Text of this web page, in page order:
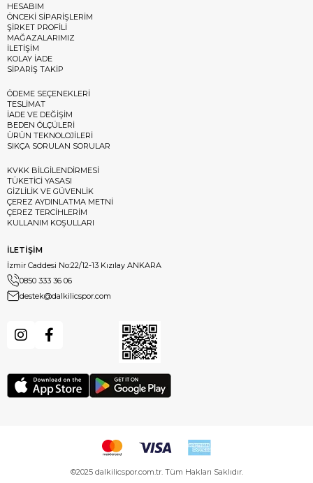
HESABIM
ÖNCEKİ SİPARİŞLERİM
ŞİRKET PROFİLİ
MAĞAZALARIMIZ
İLETİŞİM
KOLAY İADE
SİPARİŞ TAKİP
ÖDEME SEÇENEKLERİ
TESLİMAT
İADE VE DEĞİŞİM
BEDEN ÖLÇÜLERİ
ÜRÜN TEKNOLOJİLERİ
SIKÇA SORULAN SORULAR
KVKK BİLGİLENDİRMESİ
TÜKETİCİ YASASI
GİZLİLİK VE GÜVENLİK
ÇEREZ AYDINLATMA METNİ
ÇEREZ TERCİHLERİM
KULLANIM KOŞULLARI
İLETİŞİM
İzmir Caddesi No:22/12-13 Kızılay ANKARA
0850 333 36 06
destek@dalkilicspor.com
©2025 dalkilicspor.com.tr. Tüm Hakları Saklıdır.